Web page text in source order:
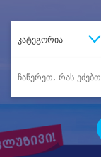
კატეგორია